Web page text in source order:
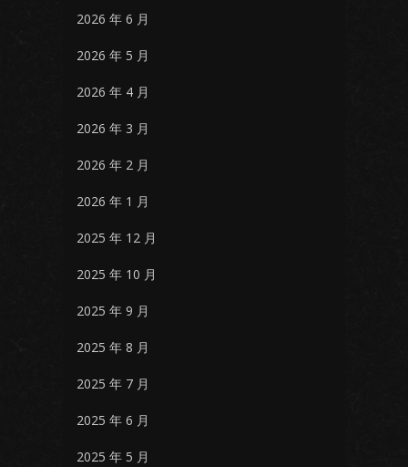
2026 年 6 月
2026 年 5 月
2026 年 4 月
2026 年 3 月
2026 年 2 月
2026 年 1 月
2025 年 12 月
2025 年 10 月
2025 年 9 月
2025 年 8 月
2025 年 7 月
2025 年 6 月
2025 年 5 月